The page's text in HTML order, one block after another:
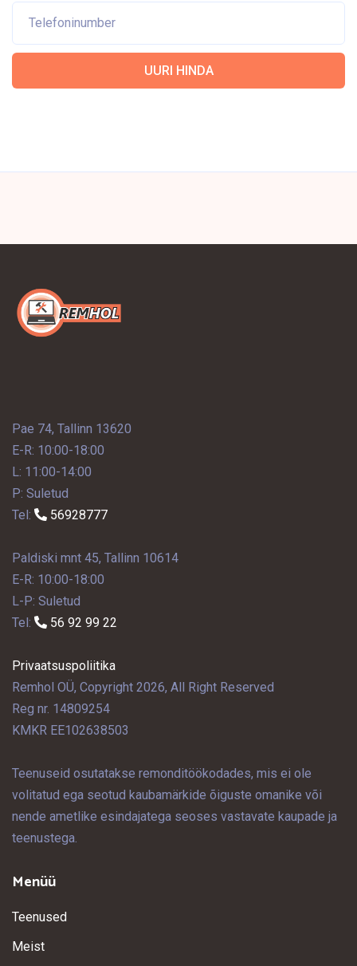
Pae 74, Tallinn 13620
E-R: 10:00-18:00
L: 11:00-14:00
P: Suletud
Tel:
56928777
Paldiski mnt 45, Tallinn 10614
E-R: 10:00-18:00
L-P: Suletud
Tel:
56 92 99 22
Privaatsuspoliitika
Remhol OÜ, Copyright 2026, All Right Reserved
Reg nr. 14809254
KMKR EE102638503
Teenuseid osutatakse remonditöökodades, mis ei ole
volitatud ega seotud kaubamärkide õiguste omanike või
nende ametlike esindajatega seoses vastavate kaupade ja
teenustega.
Menüü
Teenused
Meist